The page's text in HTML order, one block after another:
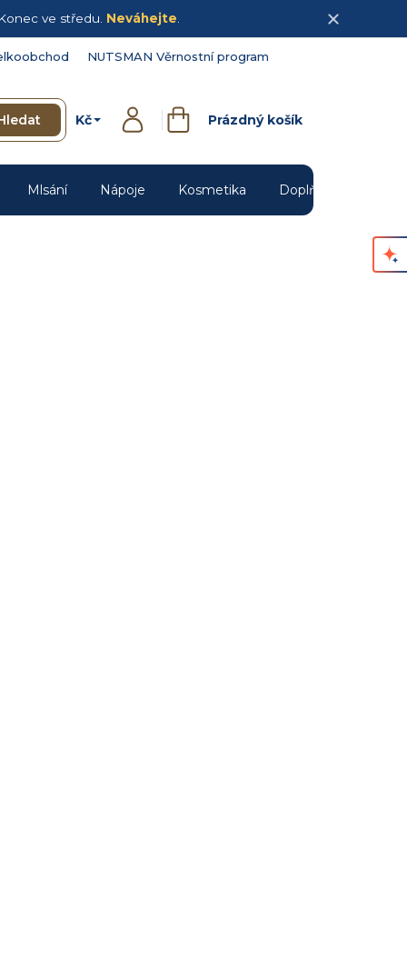
ve středu. Neváhejte
NUTSMAN Věrnostní program
Kč
PřihlášeníNákupní
Prázdný košík
Mlsání Nápoje Kosmetika Doplňky